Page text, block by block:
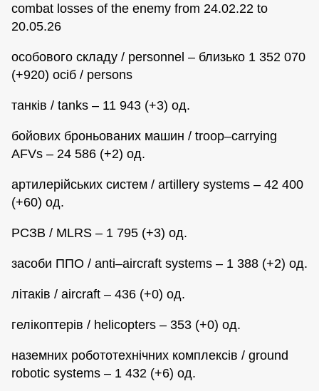
combat losses of the enemy from 24.02.22 to
20.05.26
особового складу / personnel – близько 1 352 070
(+920) осіб / persons
танків / tanks – 11 943 (+3) од.
бойових броньованих машин / troop–carrying
AFVs – 24 586 (+2) од.
артилерійських систем / artillery systems – 42 400
(+60) од.
РСЗВ / MLRS – 1 795 (+3) од.
засоби ППО / anti–aircraft systems – 1 388 (+2) од.
літаків / aircraft – 436 (+0) од.
гелікоптерів / helicopters – 353 (+0) од.
наземних робототехнічних комплексів / ground
robotic systems – 1 432 (+6) од.